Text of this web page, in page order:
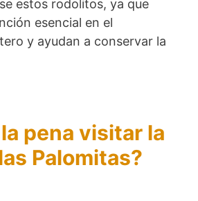
estos rodolitos, ya que
esencial en el
y ayudan a conservar la
pena visitar la
Palomitas?